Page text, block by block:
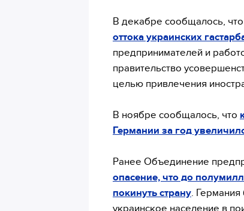
В декабре сообщалось, что
оттока украинских
предпринимателей и
правительство
целью привлечения
В ноябре сообщалось, что
Германии за год
Ранее Объединение
опасение, что до
покинуть страну .
украинское население в